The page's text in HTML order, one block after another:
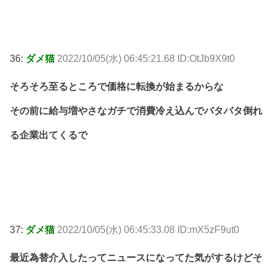
36: ダメ猫 2022/10/05(水) 06:45:21.68 ID:OtJb9X9t0
そろそろ至るところで価格に転換が始まるからな
その前に給与増やさなガチで消費冷え込んでバタバタ倒れ
る企業出てくるで
37: ダメ猫 2022/10/05(水) 06:45:33.08 ID:mX5zF9ut0
最近為替介入したってニュースになってた気がするけどそ